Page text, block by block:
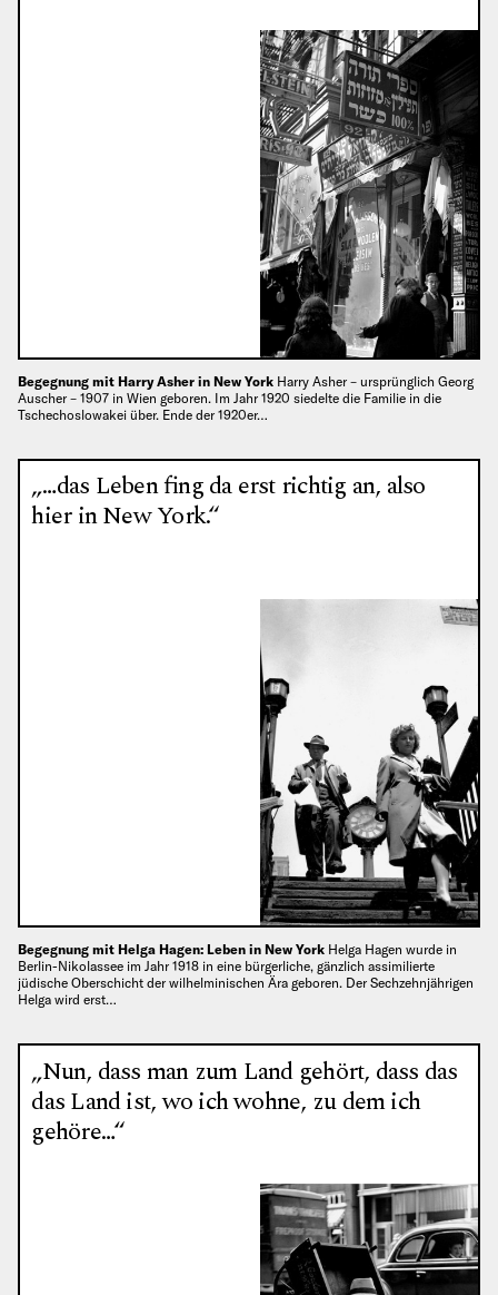
Begegnung mit Harry Asher in New York Harry Asher – ursprünglich Georg
Auscher – 1907 in Wien geboren. Im Jahr 1920 siedelte die Familie in die
Tschechoslowakei über. Ende der 1920er…
„…das Leben fing da erst richtig an, also
hier in New York.“
Begegnung mit Helga Hagen: Leben in New York Helga Hagen wurde in
Berlin-Nikolassee im Jahr 1918 in eine bürgerliche, gänzlich assimilierte
jüdische Oberschicht der wilhelminischen Ära geboren. Der Sechzehnjährigen
Helga wird erst…
„Nun, dass man zum Land gehört, dass das
das Land ist, wo ich wohne, zu dem ich
gehöre…“